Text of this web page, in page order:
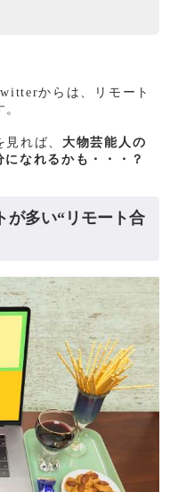
からは、リモート
れば、 大物芸能人の
なれるかも・・・？
が多い“リモート合